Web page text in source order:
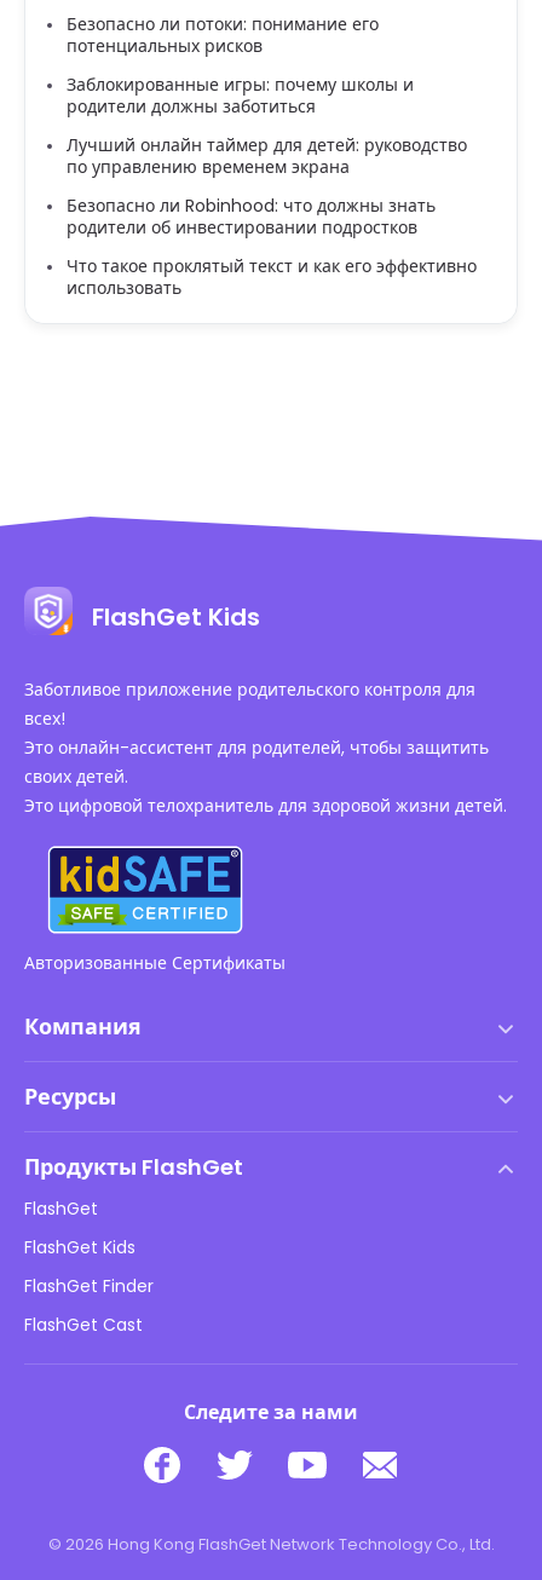
Безопасно ли потоки: понимание его
потенциальных рисков
Заблокированные игры: почему школы и
родители должны заботиться
Лучший онлайн таймер для детей: руководство
по управлению временем экрана
Безопасно ли Robinhood: что должны знать
родители об инвестировании подростков
Что такое проклятый текст и как его эффективно
использовать
FlashGet Kids
Заботливое приложение родительского контроля для
всех!
Это онлайн-ассистент для родителей, чтобы защитить
своих детей.
Это цифровой телохранитель для здоровой жизни детей.
Авторизованные Сертификаты
Компания
Политика DMCA
Политика конфиденциальности
Рекламные политики
Не продавайте мою информацию
Ресурсы
Блог
Онлайн-безопасность детей
Скачать
Продукты FlashGet
FlashGet
FlashGet Kids
FlashGet Finder
FlashGet Cast
Следите за нами
© 2026 Hong Kong FlashGet Network Technology Co., Ltd.